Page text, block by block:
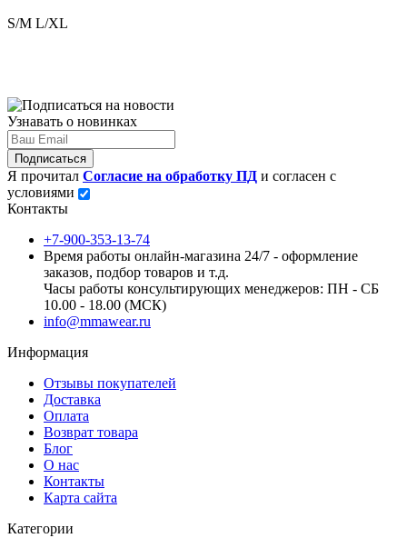
S/M L/XL
Узнавать о новинках
Подписаться
Я прочитал Согласие на обработку ПД и согласен с
условиями
Контакты
+7-900-353-13-74
Время работы онлайн-магазина 24/7 - оформление
заказов, подбор товаров и т.д.
Часы работы консультирующих менеджеров: ПН - СБ
10.00 - 18.00 (МСК)
info@mmawear.ru
Информация
Отзывы покупателей
Доставка
Оплата
Возврат товара
Блог
О нас
Контакты
Карта сайта
Категории